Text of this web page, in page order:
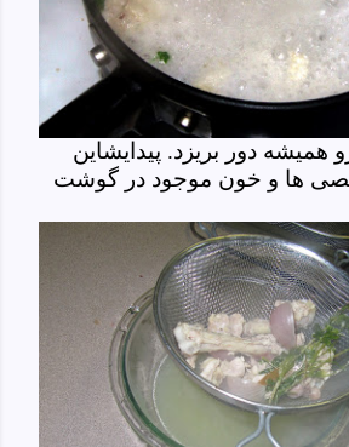
دور بریزد. پیدایشاین
ها و خون موجود در گوشت